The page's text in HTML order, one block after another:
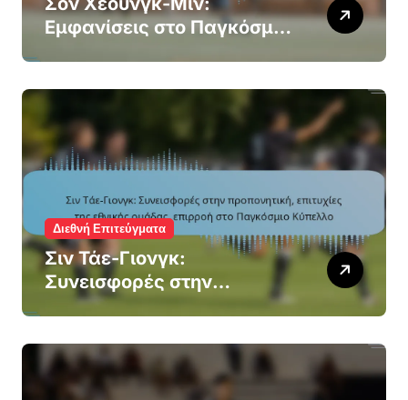
Εμφανίσεις στο Παγκόσμιο
Διεθνή Επιτεύγματα
Σιν Τάε-Γιονγκ:
Συνεισφορές στην
προπονητική, επιτυχίες της
στο Παγκόσμιο Κύπελλο